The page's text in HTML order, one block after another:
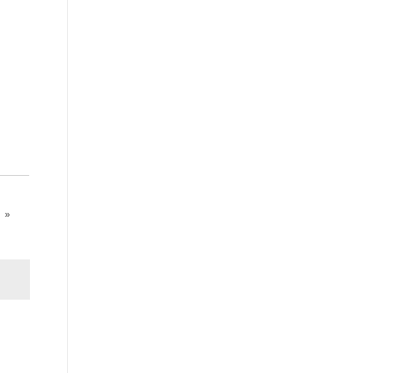
»